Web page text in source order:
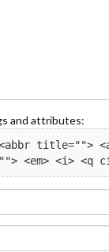
and attributes:
title="">
<em> <i>